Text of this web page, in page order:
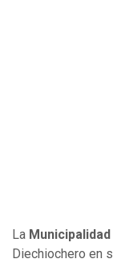
La
Diechiochero en